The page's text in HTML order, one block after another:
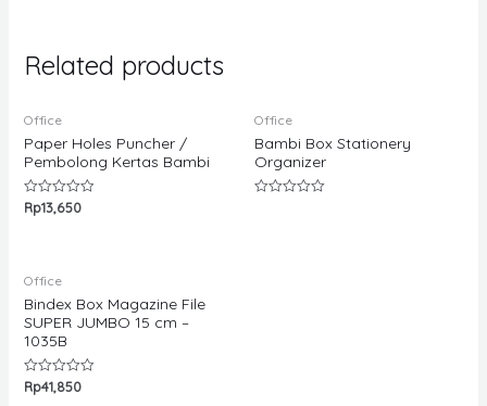
Related products
Office
Paper Holes Puncher /
Pembolong Kertas Bambi
Rated
Rp13,650
Office
Bambi Box Stationery
Organizer
Office
Bindex Box Magazine File
SUPER JUMBO 15 cm –
1035B
Rated
Rp41,850